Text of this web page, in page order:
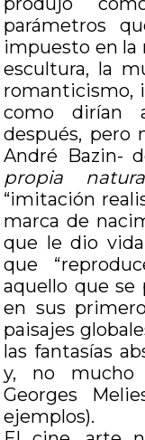
parámetros
impuesto en la
escultura, la
romanticismo,
como dirían
después, pero
André Bazin-
propia
“imitación
marca de
que le dio
que
aquello que se
en sus
paisajes
las fantasías
y, no mucho
Georges
ejemplos).